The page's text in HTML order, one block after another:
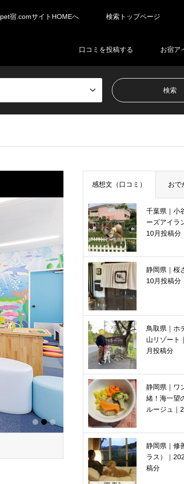
pet宿.comサイトHOMEへ 検索トップページ
口コミを投稿する お宿ア
感想文（口コミ） おで
千葉県｜小
ーズアイラ
10月投稿分
静岡県｜桜
10月投稿分
鳥取県｜
山リゾート
月投稿分
静岡県｜ワ
緒！海一望
ルージュ｜
静岡県｜修
ラス）｜
稿分